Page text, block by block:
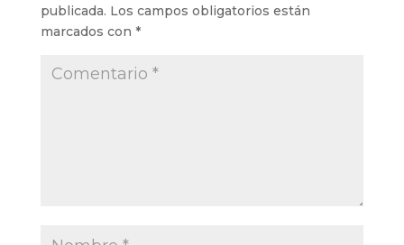
publicada. Los campos obligatorios están
marcados con *